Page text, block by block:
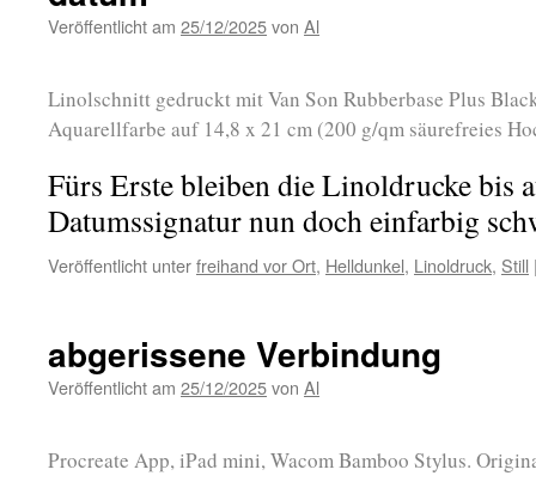
Veröffentlicht am 25/12/2025von Al
Linolschnitt gedruckt mit Van Son Rubberbase Plus
Aquarellfarbe auf 14,8 x 21 cm (200 g/qm säurefreies
Fürs Erste bleiben die Linoldrucke bis
Datumssignatur nun doch einfarbig
Veröffentlicht unterfreihand vor Ort, Helldunkel, Linoldruck, Still
abgerissene Verbindung
Veröffentlicht am 25/12/2025von Al
Procreate App, iPad mini, Wacom Bamboo Stylus.